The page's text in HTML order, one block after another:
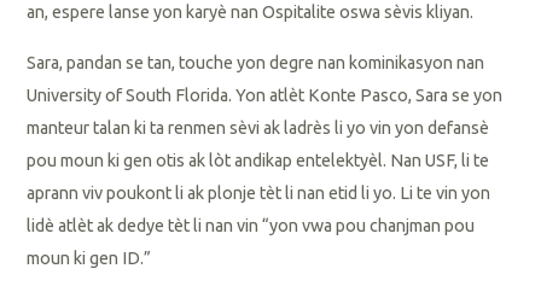
an, espere lanse yon karyè nan Ospitalite oswa sèvis kliyan.
Sara, pandan se tan, touche yon degre nan kominikasyon nan
University of South Florida. Yon atlèt Konte Pasco, Sara se yon
manteur talan ki ta renmen sèvi ak ladrès li yo vin yon defansè
pou moun ki gen otis ak lòt andikap entelektyèl. Nan USF, li te
aprann viv poukont li ak plonje tèt li nan etid li yo. Li te vin yon
lidè atlèt ak dedye tèt li nan vin “yon vwa pou chanjman pou
moun ki gen ID.”